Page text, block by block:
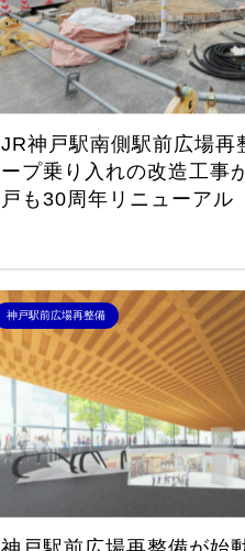
JR神戸駅南側駅前広場再
ープ乗り入れの改造工事
戸も30周年リニューアル
神戸駅前広場再整備